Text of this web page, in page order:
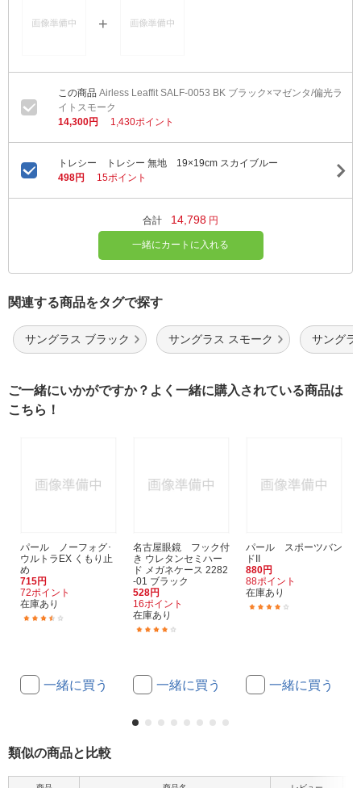
Airless Leaffit SALF-0053 BK ブラック×マゼンタ/偏光ラ
イトスモーク
14,300円
1,430ポイント
トレシー トレシー 無地 19×19cm スカイブルー
498円
15ポイント
合計 14,798 円
一緒にカートに入れる
関連する商品をタグで探す
サングラス ブラック サングラス スモーク サングラ
ご一緒にいかがですか？よく一緒に購入されている商品は
こちら！
パール ノーフォグ･
ウルトラEX くもり止
め
715円
72ポイント
在庫あり
一緒に買う
名古屋眼鏡 フック付
き ウレタンセミハー
ド メガネケース 2282
-01 ブラック
528円
16ポイント
在庫あり
一緒に買う
パール スポーツバン
ドII
880円
88ポイント
在庫あり
一緒に買う
類似の商品と比較